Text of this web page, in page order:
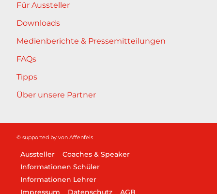
Für Aussteller
Downloads
Medienberichte & Pressemitteilungen
FAQs
Tipps
Über unsere Partner
© supported by von Affenfels
Aussteller
Coaches & Speaker
Informationen Schüler
Informationen Lehrer
Impressum
Datenschutz AGB